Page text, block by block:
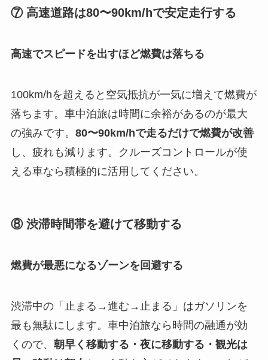
⑦ 高速道路は80〜90km/hで安定走行する
高速でスピードを出すほど燃費は落ちる
100km/hを超えると空気抵抗が一気に増えて燃費が
落ちます。車中泊旅は時間に余裕があるのが最大
の強みです。 80〜90km/hで走るだけで燃費が改善
し、疲れも減ります。クルーズコントロールが使
える車なら積極的に活用してください。
⑧ 渋滞時間帯を避けて移動する
燃費が最悪になるゾーンを回避する
渋滞中の「止まる→進む→止まる」はガソリンを
最も無駄にします。車中泊旅なら時間の融通が効
くので、 朝早く移動する・夜に移動する・観光は